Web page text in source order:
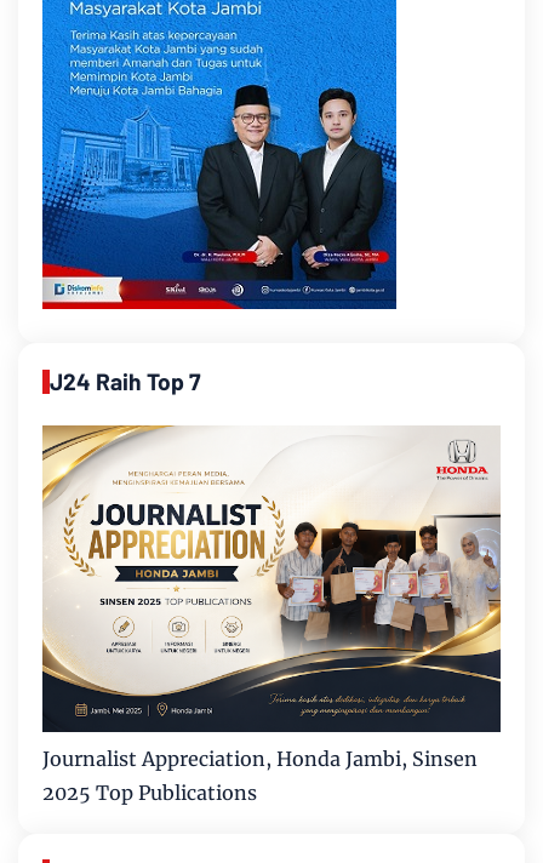
J24 Raih Top 7
Journalist Appreciation, Honda Jambi, Sinsen
2025 Top Publications